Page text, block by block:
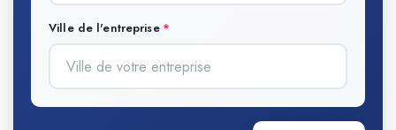
Ville de l'entreprise